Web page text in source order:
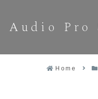
Audio Pro
Home